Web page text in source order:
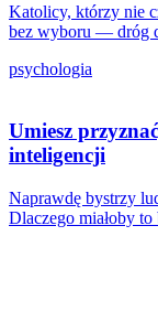
Katolicy, którzy nie
bez wyboru — dróg
psychologia
Umiesz
inteligencji
Naprawdę bystrzy
Dlaczego miałoby